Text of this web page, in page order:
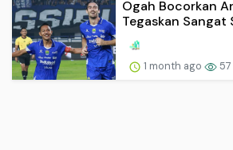
Ogah Bocorkan
Tegaskan Sangat
1 month ago 57